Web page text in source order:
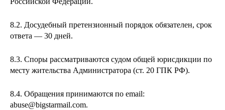
8.2. Досудебный претензионный порядок обязателен, срок
ответа — 30 дней.
8.3. Споры рассматриваются судом общей юрисдикции по
месту жительства Администратора (ст. 20 ГПК РФ).
8.4. Обращения принимаются по email:
abuse@bigstarmail.com.